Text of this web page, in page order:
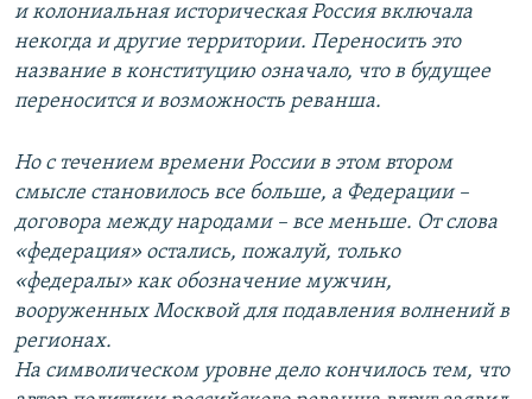
и колониальная историческая Россия включала
некогда и другие территории. Переносить это
название в конституцию означало, что в будущее
переносится и возможность реванша.
Но с течением времени России в этом втором
смысле становилось все больше, а Федерации –
договора между народами – все меньше. От слова
«федерация» остались, пожалуй, только
«федералы» как обозначение мужчин,
вооруженных Москвой для подавления волнений в
регионах.
На символическом уровне дело кончилось тем, что